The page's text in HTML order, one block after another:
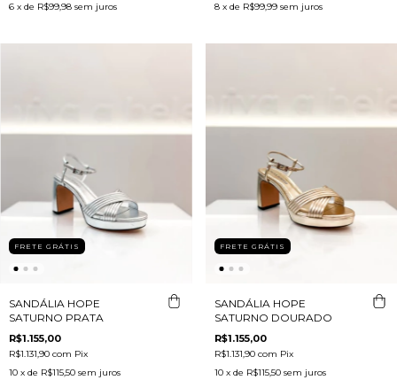
6 x de R$99,98 sem juros
8 x de R$99,99 sem juros
FRETE GRÁTIS
SANDÁLIA HOPE
SATURNO PRATA
R$1.155,00
R$1.131,90 com Pix
10 x de R$115,50 sem juros
FRETE GRÁTIS
SANDÁLIA HOPE
SATURNO DOURADO
R$1.155,00
R$1.131,90 com Pix
10 x de R$115,50 sem juros